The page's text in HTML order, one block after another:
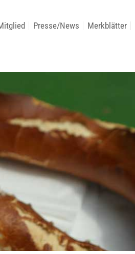
Presse/News Merkblätter